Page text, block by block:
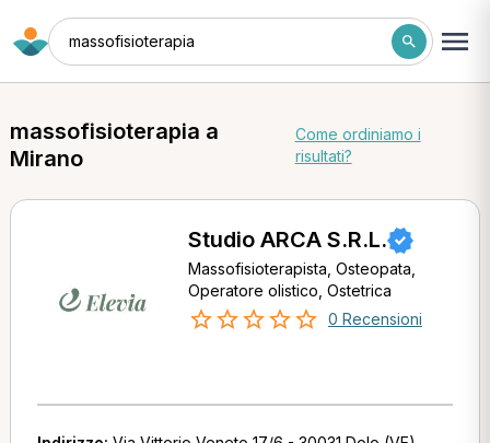
massofisioterapia
massofisioterapia a
Mirano
Come ordiniamo i
risultati?
Studio ARCA S.R.L.
Massofisioterapista, Osteopata,
Operatore olistico, Ostetrica
0 Recensioni